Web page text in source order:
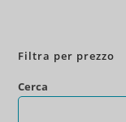
Filtra per prezzo
Cerca